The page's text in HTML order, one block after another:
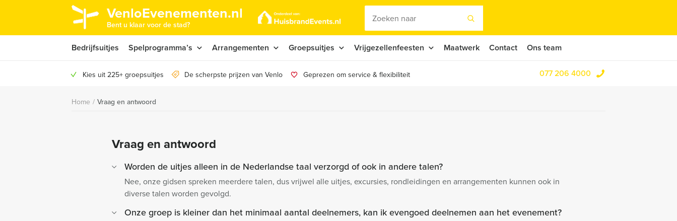
VenloEvenementen.nl
Bent u klaar voor de stad?
Bedrijfsuitjes Spelprogramma’s Arrangementen Groepsuitjes Vrijgezellenfeesten Maatwerk Contact Ons team
Kies uit 225+ groepsuitjes De scherpste prijzen van Venlo Geprezen om service & flexibiliteit 077 206 4000
Home / Vraag en antwoord
Vraag en antwoord
Worden de uitjes alleen in de Nederlandse taal verzorgd of ook in andere talen?
Nee, onze gidsen spreken meerdere talen, dus vrijwel alle uitjes, excursies, rondleidingen en arrangementen kunnen ook in
diverse talen worden gevolgd.
Onze groep is kleiner dan het minimaal aantal deelnemers, kan ik evengoed deelnemen aan het evenement?